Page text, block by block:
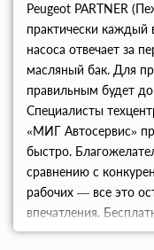
Peugeot PARTNER
практически
насоса отвечает за
масляный бак. Для
правильным будет
Специалисты
«МИГ Автосервис»
быстро.
сравнению с
рабочих — все это
впечатления.
хороший кофе